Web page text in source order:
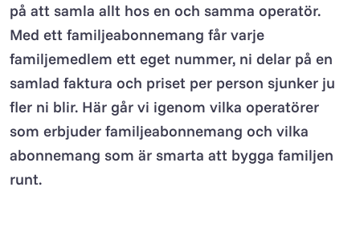
på att samla allt hos en och samma operatör.
Med ett familjeabonnemang får varje
familjemedlem ett eget nummer, ni delar på en
samlad faktura och priset per person sjunker ju
fler ni blir. Här går vi igenom vilka operatörer
som erbjuder familjeabonnemang och vilka
abonnemang som är smarta att bygga familjen
runt.